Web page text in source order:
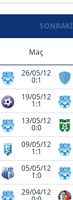
Maç
26/05/12
0:1
19/05/12
1:1
13/05/12
0:0
09/05/12
1:1
05/05/12
1:0
29/04/12